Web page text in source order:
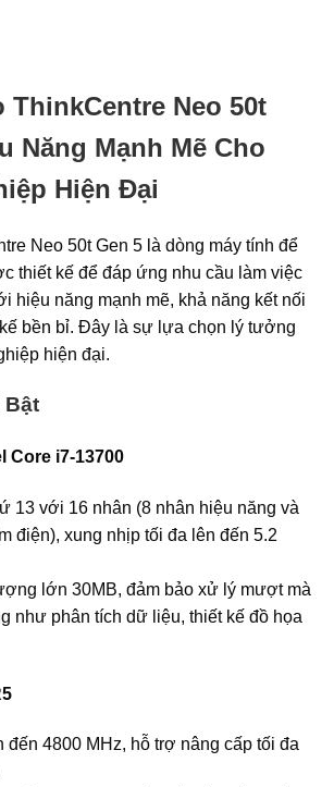
ThinkCentre Neo 50t
Năng Mạnh Mẽ Cho
Hiện Đại
Neo 50t Gen 5 là dòng máy tính để
thiết kế để đáp ứng nhu cầu làm việc
hiệu năng mạnh mẽ, khả năng kết nối
kế bền bỉ. Đây là sự lựa chọn lý tưởng
hiện đại.
Bật
Core i7-13700
13 với 16 nhân (8 nhân hiệu năng và
điện), xung nhịp tối đa lên đến 5.2
lớn 30MB, đảm bảo xử lý mượt mà
như phân tích dữ liệu, thiết kế đồ họa
đến 4800 MHz, hỗ trợ nâng cấp tối đa